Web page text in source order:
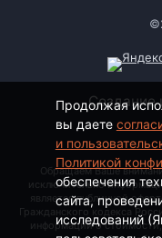
Создание
Обращаем Ваше
исключительно
является публичной
Гражданского кодекса
информации о
Продолжая
вы даете
и
Политикой
обеспечения
сайта,
исследований